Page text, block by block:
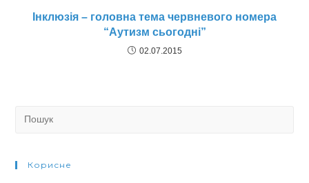
Інклюзія – головна тема червневого номера
“Аутизм сьогодні”
02.07.2015
Корисне